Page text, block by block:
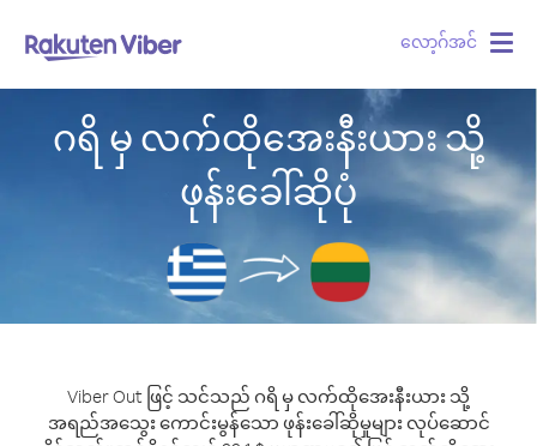
လော့ဂ်အင်
ဂရိ မှ လက်ထိုအေးနီးယား သို့
ဖုန်းခေါ်ဆိုပုံ
Viber Out ဖြင့် သင်သည် ဂရိ မှ လက်ထိုအေးနီးယား သို့
အရည်အသွေး ကောင်းမွန်သော ဖုန်းခေါ်ဆိုမှုများ လုပ်ဆောင်